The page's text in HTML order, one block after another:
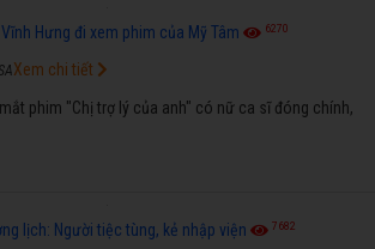
Hưng đi xem phim của Mỹ Tâm 6270
phim "Chị trợ lý của anh" có nữ ca sĩ đóng chính,
Xem chi tiết
lịch: Người tiệc tùng, kẻ nhập viện 7682